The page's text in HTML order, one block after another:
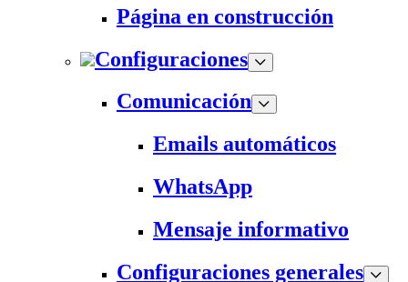
Página en construcción
Configuraciones
Comunicación
Emails automáticos
WhatsApp
Mensaje informativo
Configuraciones generales